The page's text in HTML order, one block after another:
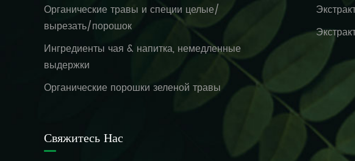
Органические травы и специи целые/
вырезать/порошок
Ингредиенты чая & напитка, немедленные
выдержки
Органические порошки зеленой травы
Свяжитесь Нас